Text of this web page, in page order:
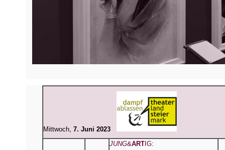
Mittwoch, 7. Juni 2023
JUNG&ARTIG: